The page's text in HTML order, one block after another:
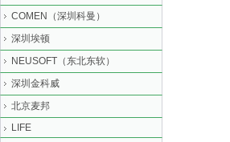
COMEN（深圳科曼）
深圳埃顿
NEUSOFT（东北东软）
深圳金科威
北京麦邦
LIFE